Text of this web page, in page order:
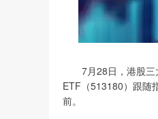
7月28日，港股三
ETF（513180）跟随
前。